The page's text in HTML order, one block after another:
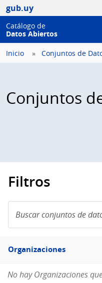
gub.uy
Catálogo de
Datos Abiertos
Inicio Conjuntos de
Conjuntos
Filtros
conjuntos
de
Filtro
Organizaciones
Organizaciones
No hay Organizaciones